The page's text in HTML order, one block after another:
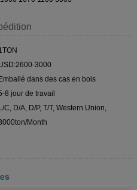
3000
dans des cas en bois
8 jour de travail
C, D/A, D/P, T/T, Western Union,
Month